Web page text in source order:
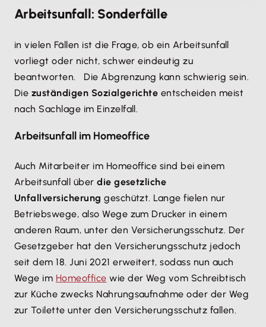
Arbeitsunfall: Sonderfälle
in vielen Fällen ist die Frage, ob ein Arbeitsunfall
vorliegt oder nicht, schwer eindeutig zu
beantworten. Die Abgrenzung kann schwierig sein.
Die zuständigen Sozialgerichte entscheiden meist
nach Sachlage im Einzelfall.
Arbeitsunfall im Homeoffice
Auch Mitarbeiter im Homeoffice sind bei einem
Arbeitsunfall überdie gesetzliche
Unfallversicherung geschützt. Lange fielen nur
Betriebswege, also Wege zum Drucker in einem
anderen Raum, unter den Versicherungsschutz. Der
Gesetzgeber hat den Versicherungsschutz jedoch
seit dem 18. Juni 2021 erweitert, sodass nun auch
Wege im Homeoffice wie der Weg vom Schreibtisch
zur Küche zwecks Nahrungsaufnahme oder der Weg
zur Toilette unter den Versicherungsschutz fallen.